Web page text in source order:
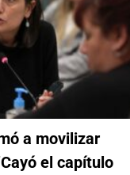
a movilizar
el capítulo